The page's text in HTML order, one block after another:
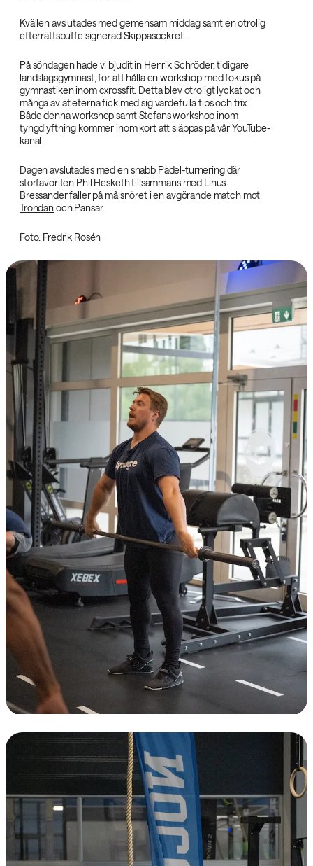
Kvällen avslutades med gemensam middag samt en otrolig
efterrättsbuffe signerad Skippasockret.
På söndagen hade vi bjudit in Henrik Schröder, tidigare
landslagsgymnast, för att hålla en workshop med fokus på
gymnastiken inom cxrossfit. Detta blev otroligt lyckat och
många av atleterna fick med sig värdefulla tips och trix.
Både denna workshop samt Stefans workshop inom
tyngdlyftning kommer inom kort att släppas på vår YouTube-
kanal.
Dagen avslutades med en snabb Padel-turnering där
storfavoriten Phil Hesketh tillsammans med Linus
Bressander faller på målsnöret i en avgörande match mot
Trondanoch Pansar.
Foto: Fredrik Rosén